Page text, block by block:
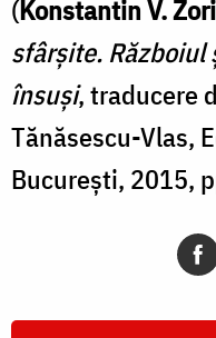
(Konstantin V.
sfârșite. Războiul
însuși, traducere
Tănăsescu-Vlas,
București, 2015,